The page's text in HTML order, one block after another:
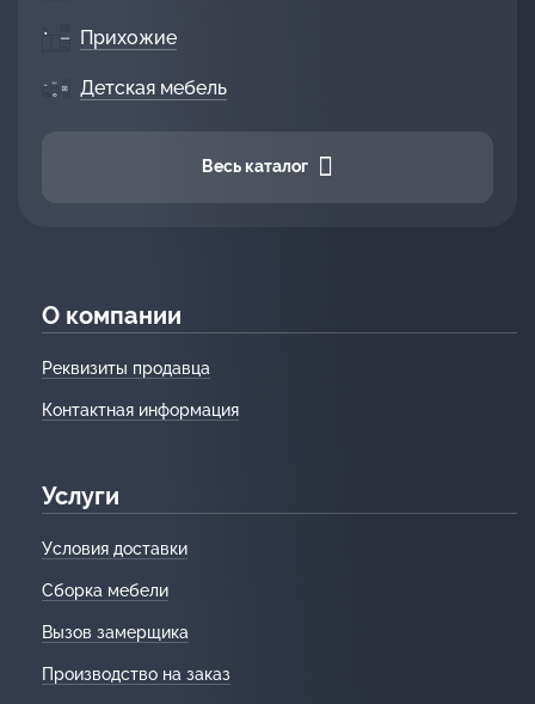
Прихожие
Детская мебель
Весь каталог
О компании
Реквизиты продавца
Контактная информация
Услуги
Условия доставки
Сборка мебели
Вызов замерщика
Производство на заказ